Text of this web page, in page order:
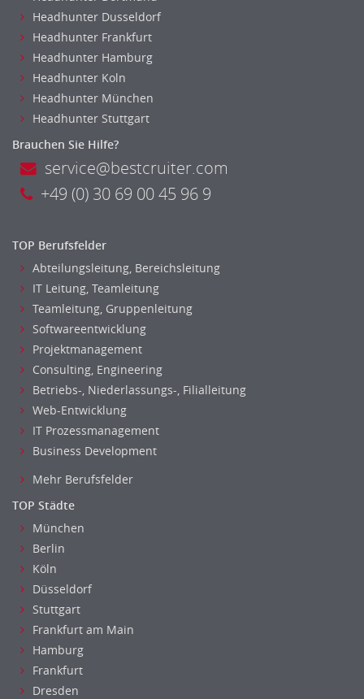
Headhunter Dusseldorf
Headhunter Frankfurt
Headhunter Hamburg
Headhunter Koln
Headhunter München
Headhunter Stuttgart
Brauchen Sie Hilfe?
service@bestcruiter.com
+49 (0) 30 69 00 45 96 9
TOP Berufsfelder
Abteilungsleitung, Bereichsleitung
IT Leitung, Teamleitung
Teamleitung, Gruppenleitung
Softwareentwicklung
Projektmanagement
Consulting, Engineering
Betriebs-, Niederlassungs-, Filialleitung
Web-Entwicklung
IT Prozessmanagement
Business Development
Mehr Berufsfelder
TOP Städte
München
Berlin
Köln
Düsseldorf
Stuttgart
Frankfurt am Main
Hamburg
Frankfurt
Dresden